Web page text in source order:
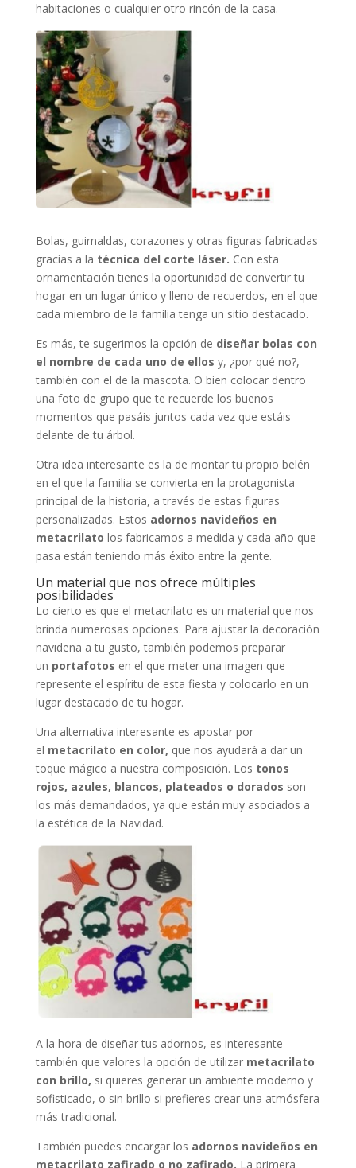
habitaciones o cualquier otro rincón de la casa.
Bolas, guirnaldas, corazones y otras figuras fabricadas
gracias a la técnica del corte láser. Con esta
ornamentación tienes la oportunidad de convertir tu
hogar en un lugar único y lleno de recuerdos, en el que
cada miembro de la familia tenga un sitio destacado.
Es más, te sugerimos la opción de diseñar bolas con
el nombre de cada uno de ellos y, ¿por qué no?,
también con el de la mascota. O bien colocar dentro
una foto de grupo que te recuerde los buenos
momentos que pasáis juntos cada vez que estáis
delante de tu árbol.
Otra idea interesante es la de montar tu propio belén
en el que la familia se convierta en la protagonista
principal de la historia, a través de estas figuras
personalizadas. Estos adornos navideños en
metacrilato los fabricamos a medida y cada año que
pasa están teniendo más éxito entre la gente.
Un material que nos ofrece múltiples
posibilidades
Lo cierto es que el metacrilato es un material que nos
brinda numerosas opciones. Para ajustar la decoración
navideña a tu gusto, también podemos preparar
un portafotos en el que meter una imagen que
represente el espíritu de esta fiesta y colocarlo en un
lugar destacado de tu hogar.
Una alternativa interesante es apostar por
el metacrilato en color, que nos ayudará a dar un
toque mágico a nuestra composición. Los tonos
rojos, azules, blancos, plateados o dorados son
los más demandados, ya que están muy asociados a
la estética de la Navidad.
A la hora de diseñar tus adornos, es interesante
también que valores la opción de utilizar metacrilato
con brillo, si quieres generar un ambiente moderno y
sofisticado, o sin brillo si prefieres crear una atmósfera
más tradicional.
También puedes encargar los adornos navideños en
metacrilato zafirado o no zafirado. La primera